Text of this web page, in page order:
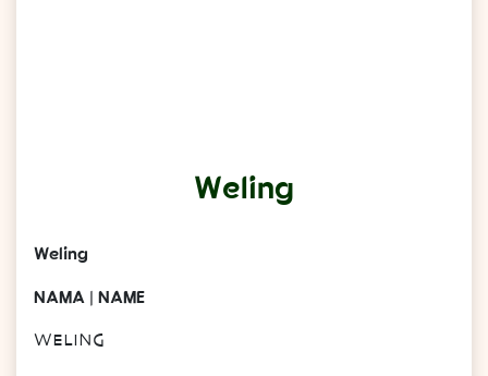
Weling
Weling
NAMA | NAME
WELING